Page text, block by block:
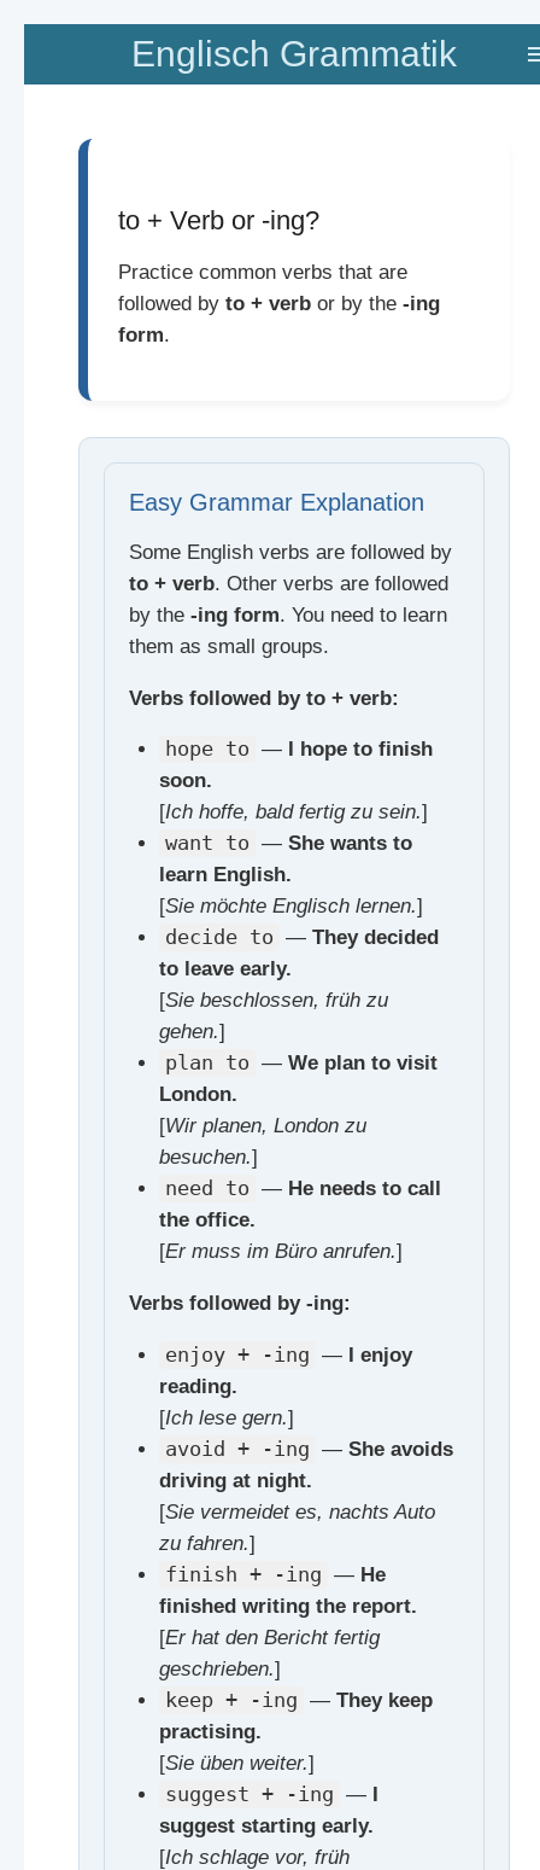
Zum
springen
Englisch Grammatik
to + Verb or -ing?
Practice common verbs that are
followed by to + verbor by the -ing
form.
Easy Grammar Explanation
Some English verbs are followed by
to + verb. Other verbs are followed
by the -ing form. You need to learn
them as small groups.
Verbs followed by to + verb:
hope to —
I hope to finish
soon.
[Ich hoffe, bald fertig zu sein.]
want to — She wants to
learn English.
[Sie möchte Englisch lernen.]
decide to — They decided
to leave early.
[Sie beschlossen, früh zu
gehen.]
plan to — We plan to visit
London.
[Wir planen, London zu
besuchen.]
need to — He needs to call
the office.
[Er muss im Büro anrufen.]
Verbs followed by -ing:
enjoy + -ing — I enjoy
reading.
[Ich lese gern.]
avoid + -ing — She avoids
driving at night.
[Sie vermeidet es, nachts Auto
zu fahren.]
finish + -ing — He
finished writing the report.
[Er hat den Bericht fertig
geschrieben.]
keep + -ing — They keep
practising.
[Sie üben weiter.]
suggest + -ing — I
suggest starting early.
[Ich schlage vor, früh